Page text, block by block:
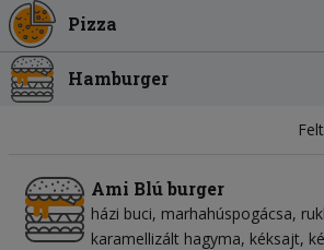
Pizza
Hamburger
Ami Blú burger
házi buci marhahúspogácsa
karamellizált hagyma kéksajt